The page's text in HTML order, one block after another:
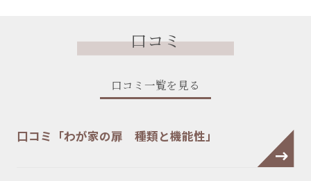
口コミ
口コミ一覧を見る
口コミ「わが家の扉 種類と機能性」